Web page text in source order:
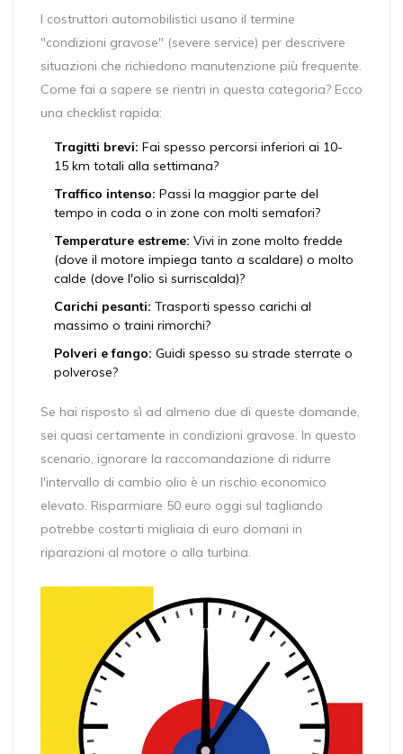
I costruttori automobilistici usano il termine
"condizioni gravose" (severe service) per descrivere
situazioni che richiedono manutenzione più frequente.
Come fai a sapere se rientri in questa categoria? Ecco
una checklist rapida:
Tragitti brevi: Fai spesso percorsi inferiori ai 10-
15 km totali alla settimana?
Traffico intenso: Passi la maggior parte del
tempo in coda o in zone con molti semafori?
Temperature estreme: Vivi in zone molto fredde
(dove il motore impiega tanto a scaldare) o molto
calde (dove l'olio si surriscalda)?
Carichi pesanti: Trasporti spesso carichi al
massimo o traini rimorchi?
Polveri e fango: Guidi spesso su strade sterrate o
polverose?
Se hai risposto sì ad almeno due di queste domande,
sei quasi certamente in condizioni gravose. In questo
scenario, ignorare la raccomandazione di ridurre
l'intervallo di cambio olio è un rischio economico
elevato. Risparmiare 50 euro oggi sul tagliando
potrebbe costarti migliaia di euro domani in
riparazioni al motore o alla turbina.